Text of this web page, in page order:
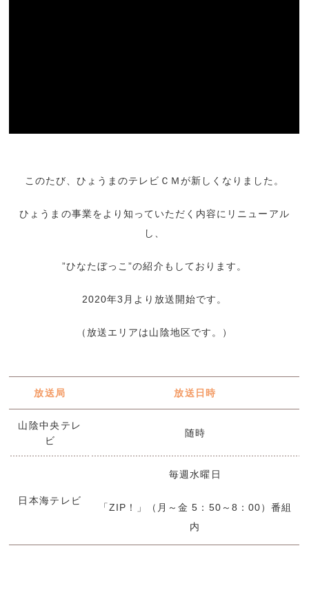
このたび、ひょうまのテレビＣＭが新しくなりました。
ひょうまの事業をより知っていただく内容にリニューアル
し、
”ひなたぼっこ”の紹介もしております。
2020年3月より放送開始です。
（放送エリアは山陰地区です。）
放送局 放送日時
山陰中央テレ
ビ
随時
日本海テレビ
毎週水曜日
「ZIP！」（月～金 5：50～8：00）番組
内